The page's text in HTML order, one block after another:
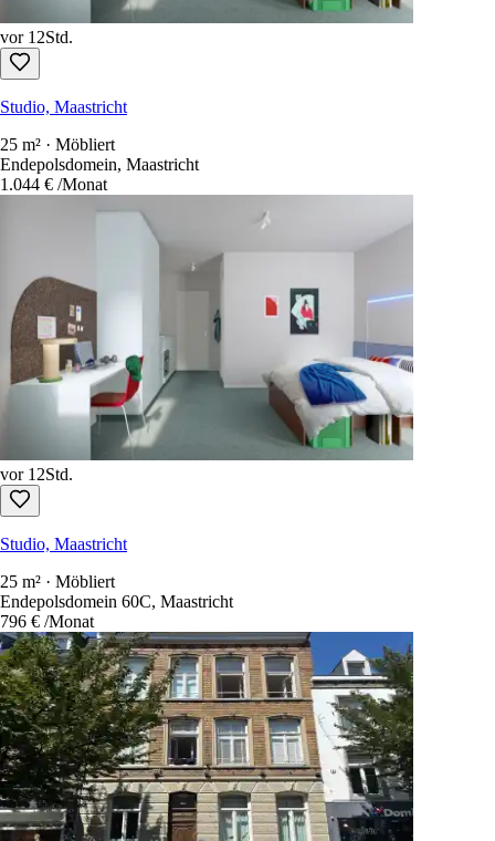
vor 12Std.
Studio, Maastricht
25 m² · Möbliert
Endepolsdomein, Maastricht
1.044 € /Monat
vor 12Std.
Studio, Maastricht
25 m² · Möbliert
Endepolsdomein 60C, Maastricht
796 € /Monat